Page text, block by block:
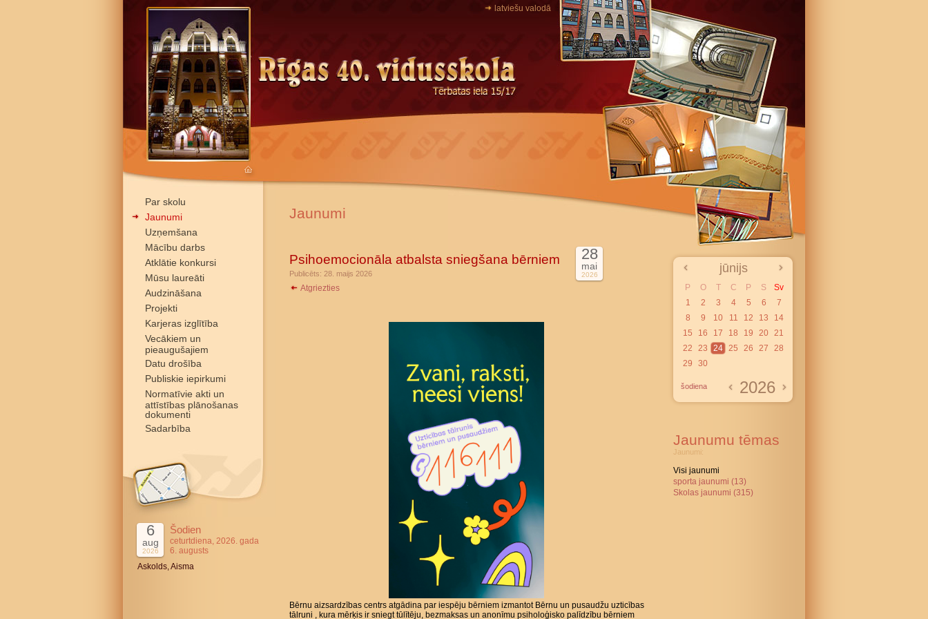
latviešu valodā
Par skolu
Jaunumi
Uzņemšana
Mācību darbs
Atklātie konkursi
Mūsu laureāti
Audzināšana
Projekti
Karjeras izglītība
Vecākiem un
pieaugušajiem
Datu drošība
Publiskie iepirkumi
Normatīvie akti un
attīstības plānošanas
dokumenti
Sadarbība
6
aug
2026
Šodien
ceturtdiena, 2026. gada
6. augusts
Askolds, Aisma
Jaunumi
Psihoemocionāla atbalsta sniegšana bērniem
Publicēts: 28. maijs 2026
28
mai
2026
Atgriezties
Bērnu aizsardzības centrs atgādina par iespēju bērniem izmantot Bērnu un pusaudžu uzticības
tālruni , kura mērķis ir sniegt tūlītēju, bezmaksas un anonīmu psiholoģisko palīdzību bērniem
jūnijs
P O T C P S
Sv
1
2 3 4 5 6
7
8
9 10 11 12 13
14
15
16 17 18 19 20 21
22
23 24 25 26 27
28
29
30
šodiena 2026
Jaunumu tēmas
Jaunumi:
Visi jaunumi
sporta jaunumi (13)
Skolas jaunumi (315)